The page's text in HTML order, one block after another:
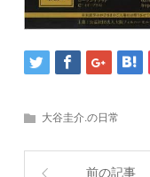
大谷圭介.の日常
前の記事